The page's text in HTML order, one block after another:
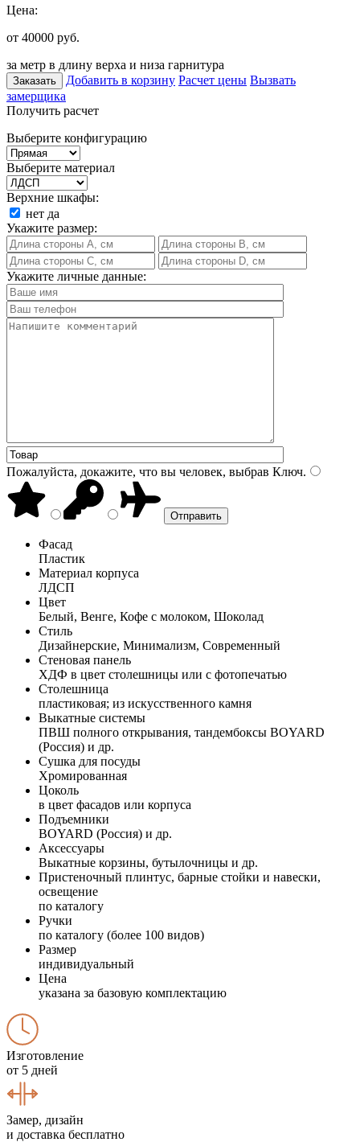
Цена:
от 40000 руб.
за метр в длину верха и низа гарнитура
Заказать Добавить в корзину Расчет цены Вызвать
замерщика
Получить расчет
Выберите конфигурацию
Выберите материал
Верхние шкафы:
нет да
Укажите размер:
Укажите личные данные:
Пожалуйста, докажите, что вы человек, выбрав Ключ.
Фасад
Пластик
Материал корпуса
ЛДСП
Цвет
Белый, Венге, Кофе с молоком, Шоколад
Стиль
Дизайнерские, Минимализм, Современный
Стеновая панель
ХДФ в цвет столешницы или с фотопечатью
Столешница
пластиковая; из искусственного камня
Выкатные системы
ПВШ полного открывания, тандембоксы BOYARD
(Россия) и др.
Сушка для посуды
Хромированная
Цоколь
в цвет фасадов или корпуса
Подъемники
BOYARD (Россия) и др.
Аксессуары
Выкатные корзины, бутылочницы и др.
Пристеночный плинтус, барные стойки и навески,
освещение
по каталогу
Ручки
по каталогу (более 100 видов)
Размер
индивидуальный
Цена
указана за базовую комплектацию
Изготовление
от 5 дней
Замер, дизайн
и доставка бесплатно